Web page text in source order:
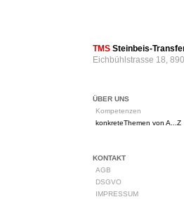
TMS Steinbeis-
Eichbühlstrasse 18,
ÜBER UNS
Kompetenzen
konkreteThemen von A...Z
KONTAKT
AGB
DSGVO
IMPRESSUM